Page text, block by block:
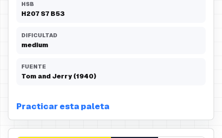
HSB
H207 S7 B53
DIFICULTAD
medium
FUENTE
Tom and Jerry (1940)
Practicar esta paleta